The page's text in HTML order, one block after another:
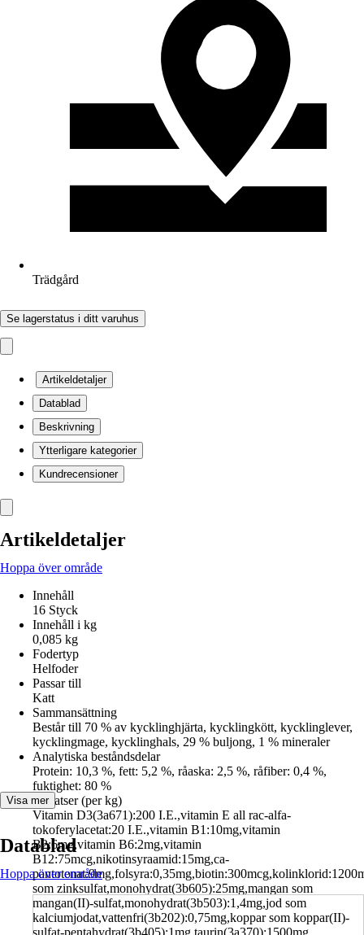
Trädgård
Se lagerstatus i ditt varuhus
Artikeldetaljer
Datablad
Beskrivning
Ytterligare kategorier
Kundrecensioner
Artikeldetaljer
Hoppa över område
Innehåll
16 Styck
Innehåll i kg
0,085 kg
Fodertyp
Helfoder
Passar till
Katt
Sammansättning
Består till 70 % av kycklinghjärta, kycklingkött, kycklinglever,
kycklingmage, kycklinghals, 29 % buljong, 1 % mineraler
Analytiska beståndsdelar
Protein: 10,3 %, fett: 5,2 %, råaska: 2,5 %, råfiber: 0,4 %,
fuktighet: 80 %
Tillsatser (per kg)
Vitamin D3(3a671):200 I.E.,vitamin E all rac-alfa-
tokoferylacetat:20 I.E.,vitamin B1:10mg,vitamin
B2:6mg,vitamin B6:2mg,vitamin
B12:75mcg,nikotinsyraamid:15mg,ca-
som zinksulfat,monohydrat(3b605):25mg,mangan som
mangan(II)-sulfat,monohydrat(3b503):1,4mg,jod som
kalciumjodat,vattenfri(3b202):0,75mg,koppar som koppar(II)-
sulfat-pentahydrat(3b405):1mg,taurin(3a370):1500mg
Visa mer
Datablad
Hoppa över område